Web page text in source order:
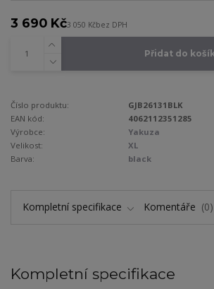
3 690 Kč3 050 Kčbez DPH
Přidat do
Číslo produktu:
GJB26131BLK
EAN kód:
4062112351285
Výrobce:
Yakuza
Velikost:
XL
Barva:
black
Kompletní specifikace Komentáře 0
Kompletní specifikace